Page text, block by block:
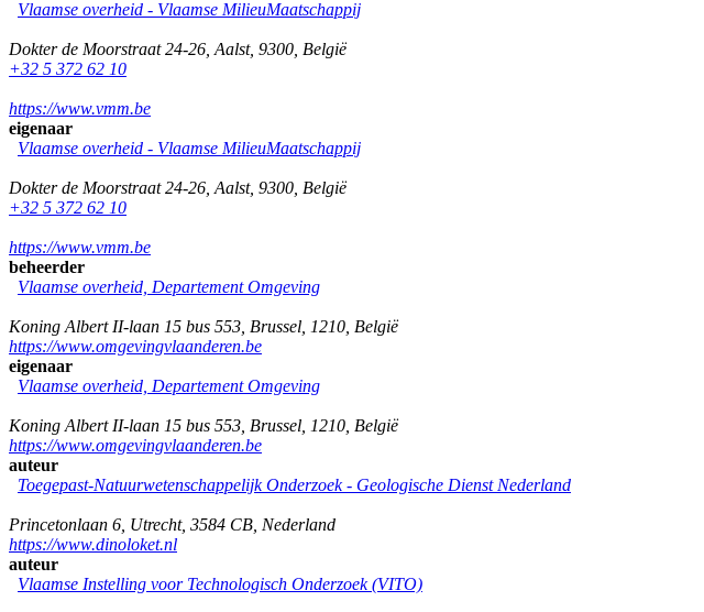
Vlaamse overheid - Vlaamse MilieuMaatschappij
Dokter de Moorstraat 24-26 Aalst, 9300 België
+32 5 372 62 10
https://www.vmm.be
eigenaar
Vlaamse overheid - Vlaamse MilieuMaatschappij
Dokter de Moorstraat 24-26 Aalst, 9300 België
+32 5 372 62 10
https://www.vmm.be
beheerder
Vlaamse overheid, Departement Omgeving
Koning Albert II-laan 15 bus 553 Brussel 1210 België
https://www.omgevingvlaanderen.be
eigenaar
Vlaamse overheid, Departement Omgeving
Koning Albert II-laan 15 bus 553 Brussel 1210 België
https://www.omgevingvlaanderen.be
auteur
Toegepast-Natuurwetenschappelijk Onderzoek - Geologische Dienst Nederland
Princetonlaan 6 Utrecht, 3584 CB Nederland
https://www.dinoloket.nl
auteur
Vlaamse Instelling voor Technologisch Onderzoek (VITO)